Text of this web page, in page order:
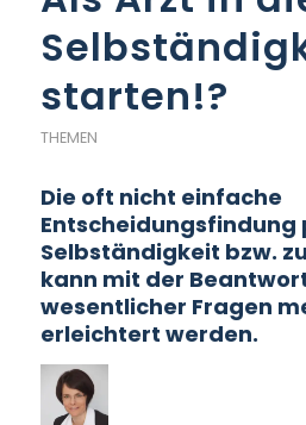
starten!?
THEMEN
Die oft nicht einfache
Entscheidungsfindung
Selbständigkeit bzw.
kann mit der
wesentlicher Fragen
erleichtert werden.